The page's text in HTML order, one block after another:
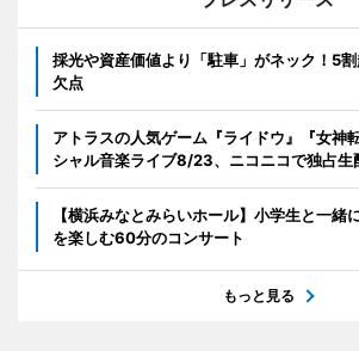
採光や資産価値より「駐車」がネック！5
欠点
アトラスの人気ゲーム『ライドウ』『女神
シャル音楽ライブ8/23、ニコニコで独占生
【横浜みなとみらいホール】小学生と一緒
を楽しむ60分のコンサート
もっと見る